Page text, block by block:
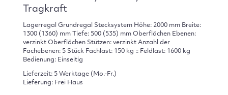
Tragkraft
Lagerregal Grundregal Stecksystem Höhe: 2000 mm Breite:
1300 (1360) mm Tiefe: 500 (535) mm Oberflächen Ebenen:
verzinkt Oberflächen Stützen: verzinkt Anzahl der
Fachebenen: 5 Stück Fachlast: 150 kg :: Feldlast: 1600 kg
Bedienung: Einseitig
Lieferzeit: 5 Werktage (Mo.-Fr.)
Lieferung: Frei Haus